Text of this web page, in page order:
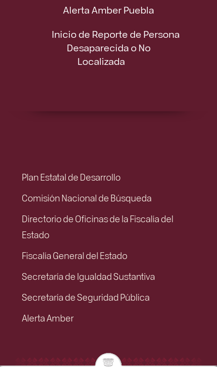
Alerta Amber Puebla
Inicio de Reporte de Persona
Desaparecida o No
Localizada
Plan Estatal de Desarrollo
Comisión Nacional de Búsqueda
Directorio de Oficinas de la Fiscalía del
Estado
Fiscalía General del Estado
Secretaría de Igualdad Sustantiva
Secretaría de Seguridad Pública
Alerta Amber